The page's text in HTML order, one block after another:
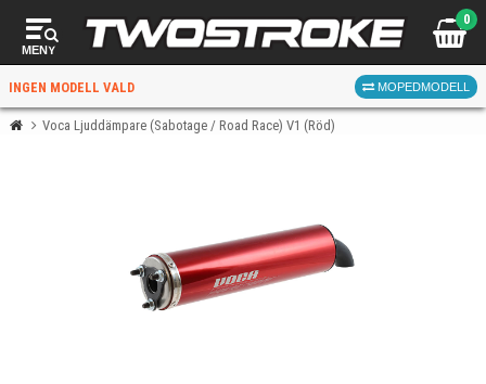
MENY
0
INGEN MODELL VALD MOPEDMODELL
Voca Ljuddämpare (Sabotage / Road Race) V1 (Röd)